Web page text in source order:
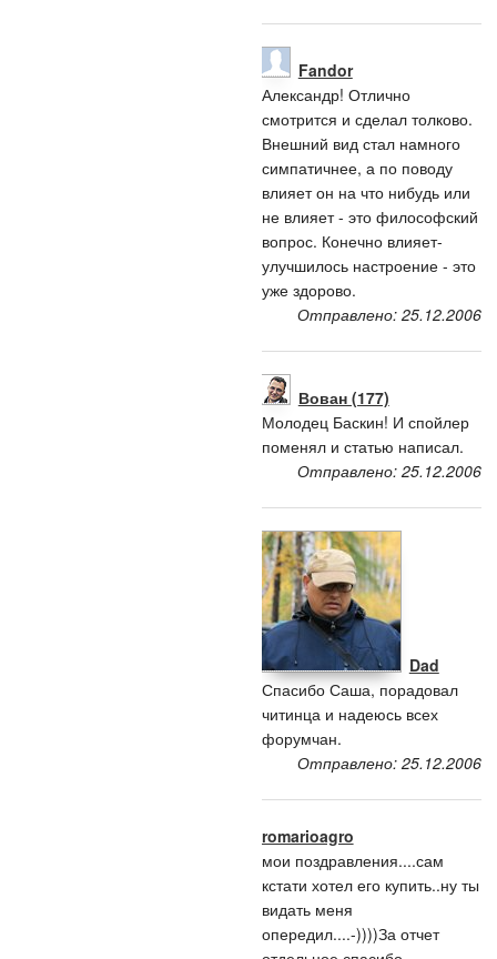
Fandor
Александр! Отлично
смотрится и сделал толково.
Внешний вид стал намного
симпатичнее, а по поводу
влияет он на что нибудь или
не влияет - это философский
вопрос. Конечно влияет-
улучшилось настроение - это
уже здорово.
Отправлено: 25.12.2006
Вован (177)
Молодец Баскин! И спойлер
поменял и статью написал.
Отправлено: 25.12.2006
Dad
Спасибо Саша, порадовал
читинца и надеюсь всех
форумчан.
Отправлено: 25.12.2006
romarioagro
мои поздравления....сам
кстати хотел его купить..ну ты
видать меня
опередил....-))))За отчет